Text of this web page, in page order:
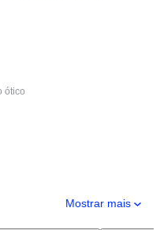
ótico
Mostrar mais